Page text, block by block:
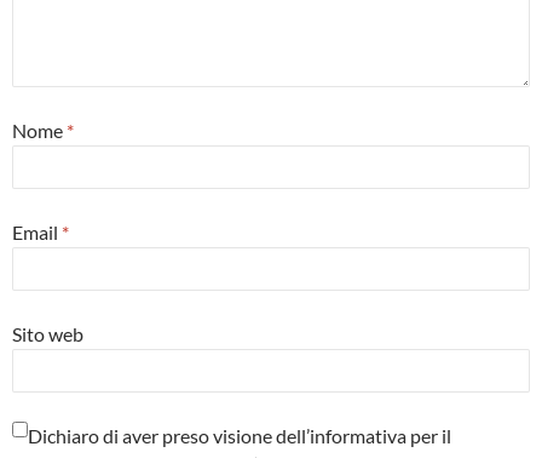
Nome *
Email *
Sito web
Dichiaro di aver preso visione dell’informativa per il